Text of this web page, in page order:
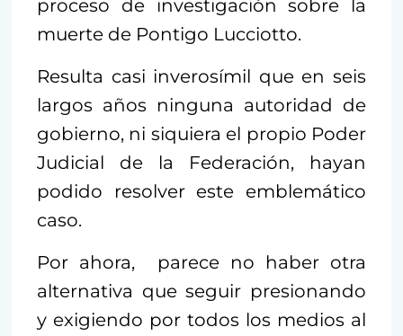
proceso de investigación sobre la
muerte de Pontigo Lucciotto.
Resulta casi inverosímil que en seis
largos años ninguna autoridad de
gobierno, ni siquiera el propio Poder
Judicial de la Federación, hayan
podido resolver este emblemático
caso.
Por ahora, parece no haber otra
alternativa que seguir presionando
y exigiendo por todos los medios al